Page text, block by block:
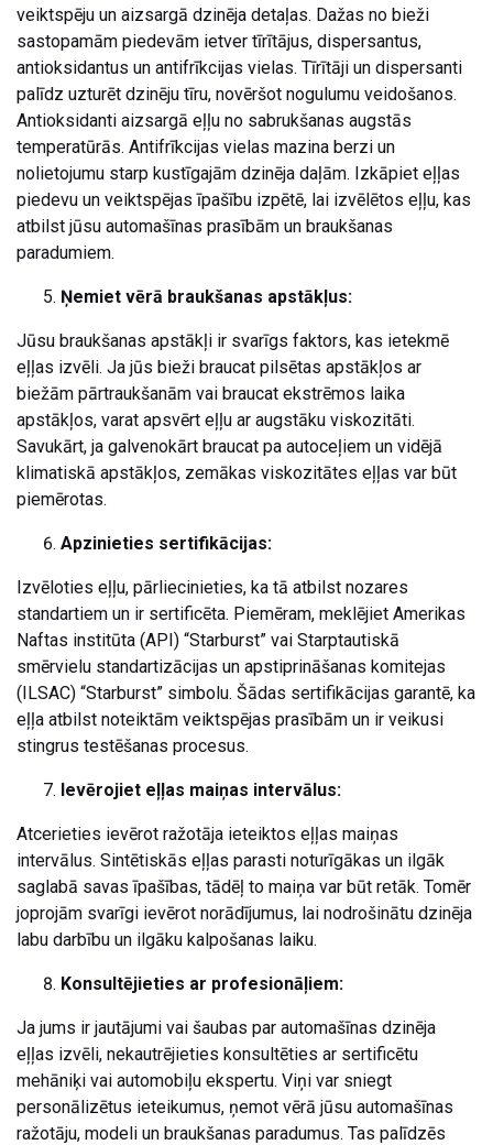
veiktspēju un aizsargā dzinēja detaļas. Dažas no bieži
sastopamām piedevām ietver tīrītājus, dispersantus,
antioksidantus un antifrīkcijas vielas. Tīrītāji un dispersanti
palīdz uzturēt dzinēju tīru, novēršot nogulumu veidošanos.
Antioksidanti aizsargā eļļu no sabrukšanas augstās
temperatūrās. Antifrīkcijas vielas mazina berzi un
nolietojumu starp kustīgajām dzinēja daļām. Izkāpiet eļļas
piedevu un veiktspējas īpašību izpētē, lai izvēlētos eļļu, kas
atbilst jūsu automašīnas prasībām un braukšanas
paradumiem.
Ņemiet vērā braukšanas apstākļus:
Jūsu braukšanas apstākļi ir svarīgs faktors, kas ietekmē
eļļas izvēli. Ja jūs bieži braucat pilsētas apstākļos ar
biežām pārtraukšanām vai braucat ekstrēmos laika
apstākļos, varat apsvērt eļļu ar augstāku viskozitāti.
Savukārt, ja galvenokārt braucat pa autoceļiem un vidējā
klimatiskā apstākļos, zemākas viskozitātes eļļas var būt
piemērotas.
Apzinieties sertifikācijas:
Izvēloties eļļu, pārliecinieties, ka tā atbilst nozares
standartiem un ir sertificēta. Piemēram, meklējiet Amerikas
Naftas institūta (API) “Starburst” vai Starptautiskā
smērvielu standartizācijas un apstiprināšanas komitejas
(ILSAC) “Starburst” simbolu. Šādas sertifikācijas garantē, ka
eļļa atbilst noteiktām veiktspējas prasībām un ir veikusi
stingrus testēšanas procesus.
Ievērojiet eļļas maiņas intervālus:
Atcerieties ievērot ražotāja ieteiktos eļļas maiņas
intervālus. Sintētiskās eļļas parasti noturīgākas un ilgāk
saglabā savas īpašības, tādēļ to maiņa var būt retāk. Tomēr
joprojām svarīgi ievērot norādījumus, lai nodrošinātu dzinēja
labu darbību un ilgāku kalpošanas laiku.
Konsultējieties ar profesionāļiem:
Ja jums ir jautājumi vai šaubas par automašīnas dzinēja
eļļas izvēli, nekautrējieties konsultēties ar sertificētu
mehāniķi vai automobiļu ekspertu. Viņi var sniegt
personālizētus ieteikumus, ņemot vērā jūsu automašīnas
ražotāju, modeli un braukšanas paradumus. Tas palīdzēs